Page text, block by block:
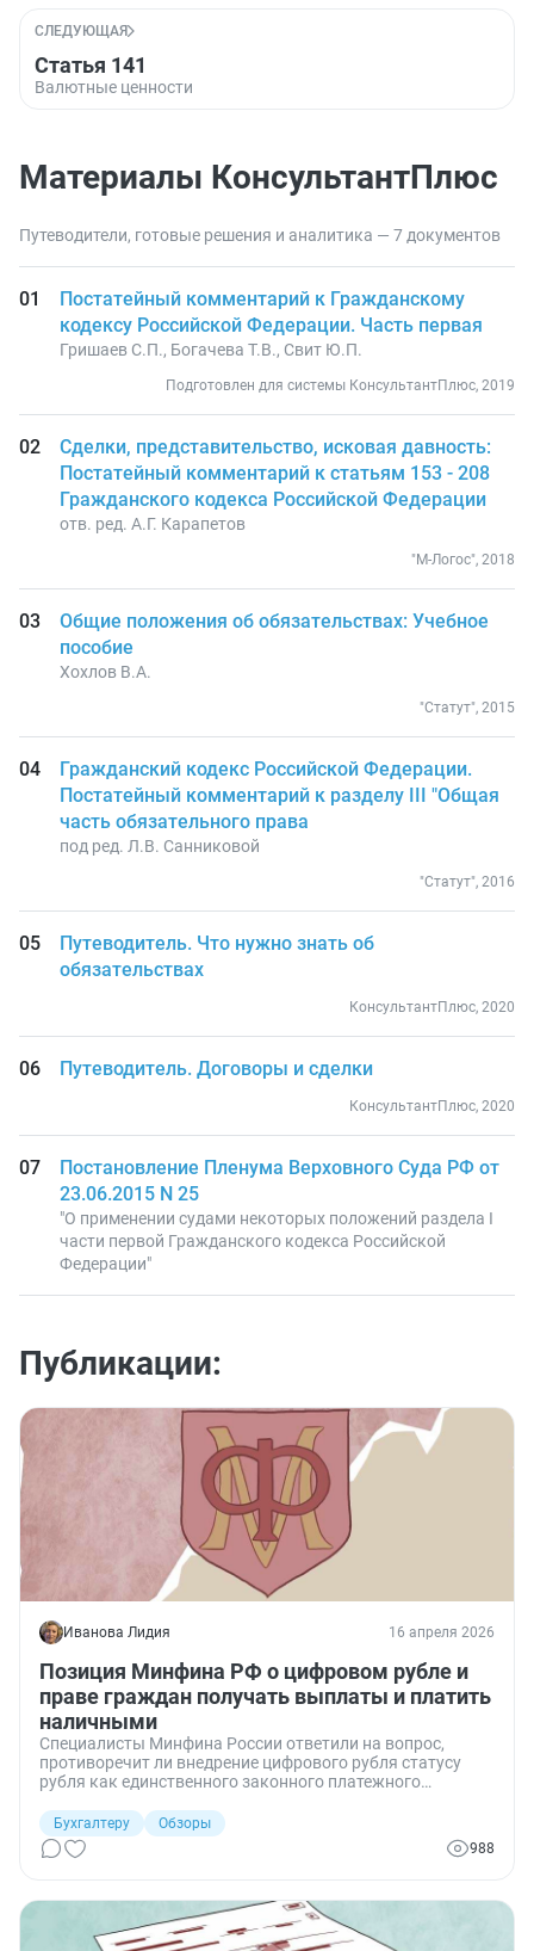
СЛЕДУЮЩАЯ
Статья 141
Валютные ценности
Материалы КонсультантПлюс
Путеводители, готовые решения и аналитика — 7 документов
Постатейный комментарий к Гражданскому
кодексу Российской Федерации. Часть первая
Гришаев С.П., Богачева Т.В., Свит Ю.П.
Подготовлен для системы КонсультантПлюс, 2019
Сделки, представительство, исковая давность:
Постатейный комментарий к статьям 153 - 208
Гражданского кодекса Российской Федерации
отв. ред. А.Г. Карапетов
"М-Логос", 2018
Общие положения об обязательствах: Учебное
пособие
Хохлов В.А.
"Статут", 2015
Гражданский кодекс Российской Федерации.
Постатейный комментарий к разделу III "Общая
часть обязательного права
под ред. Л.В. Санниковой
"Статут", 2016
Путеводитель. Что нужно знать об
обязательствах
КонсультантПлюс, 2020
Путеводитель. Договоры и сделки
КонсультантПлюс, 2020
Постановление Пленума Верховного Суда РФ от
23.06.2015 N 25
"О применении судами некоторых положений раздела I
части первой Гражданского кодекса Российской
Федерации"
Публикации:
Иванова Лидия 16 апреля 2026
Позиция Минфина РФ о цифровом рубле и
праве граждан получать выплаты и платить
наличными
Специалисты Минфина России ответили на вопрос,
противоречит ли внедрение цифрового рубля статусу
рубля как единственного законного платежного
наличными и получение бюджетных выплат (пенсий,
зарплат, стипендий) без использования национальных
платежных инструментов.
Бухгалтеру
Обзоры
988